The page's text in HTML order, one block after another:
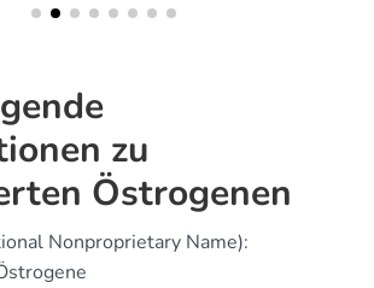
zu
Östrogenen
Nonproprietary Name):